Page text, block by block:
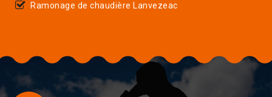
Ramonage de chaudière Lanvezeac